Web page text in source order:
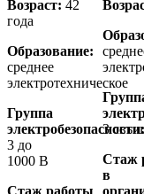
Возраст: 42
года
Образование:
среднее
электротехническое
Группа
электробезопасности:
3 до
1000 В
Стаж работы
3
Стаж
в